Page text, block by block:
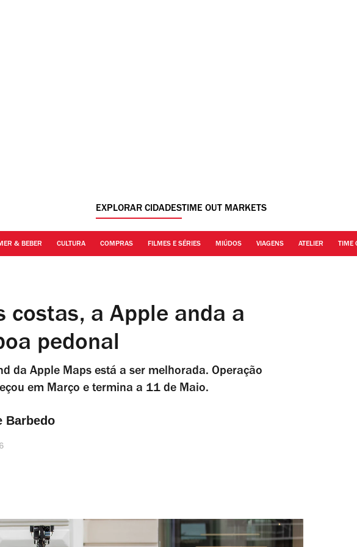
EXPLORAR CIDADESTIME OUT MARKETS
& BEBER CULTURA COMPRAS FILMES E SÉRIES MIÚDOS VIAGENS ATELIER TIME
costas, a Apple anda a
pedonal
da Apple Maps está a ser melhorada. Operação
em Março e termina a 11 de Maio.
Barbedo